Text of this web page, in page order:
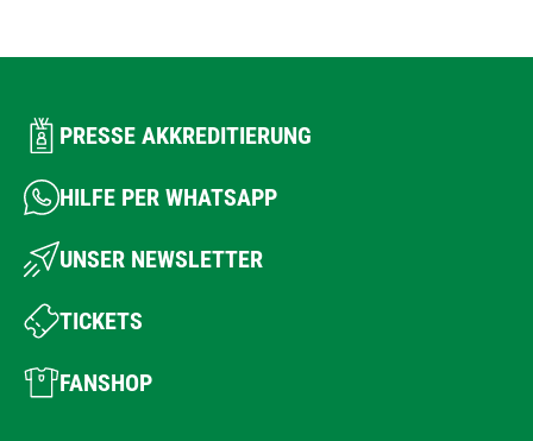
PRESSE AKKREDITIERUNG
HILFE PER WHATSAPP
UNSER NEWSLETTER
TICKETS
FANSHOP